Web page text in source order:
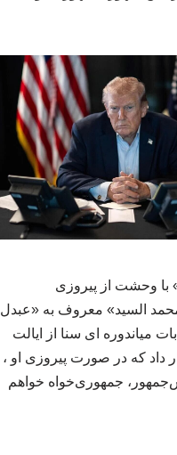
با وحشت از پیروزی
السید» معروف به «عبدل
میاندوره ای سنا از ایالت
داد که در صورت پیروزی او ،
جمهوری‌‍‌خواه خواهم